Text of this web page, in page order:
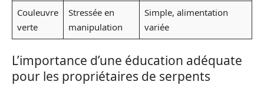
Couleuvre
verte
Stressée en
manipulation
Simple, alimentation
variée
L’importance d’une éducation adéquate
pour les propriétaires de serpents